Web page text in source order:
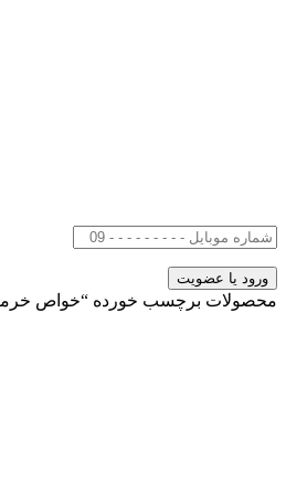
محصولات برچسب خورده “خواص